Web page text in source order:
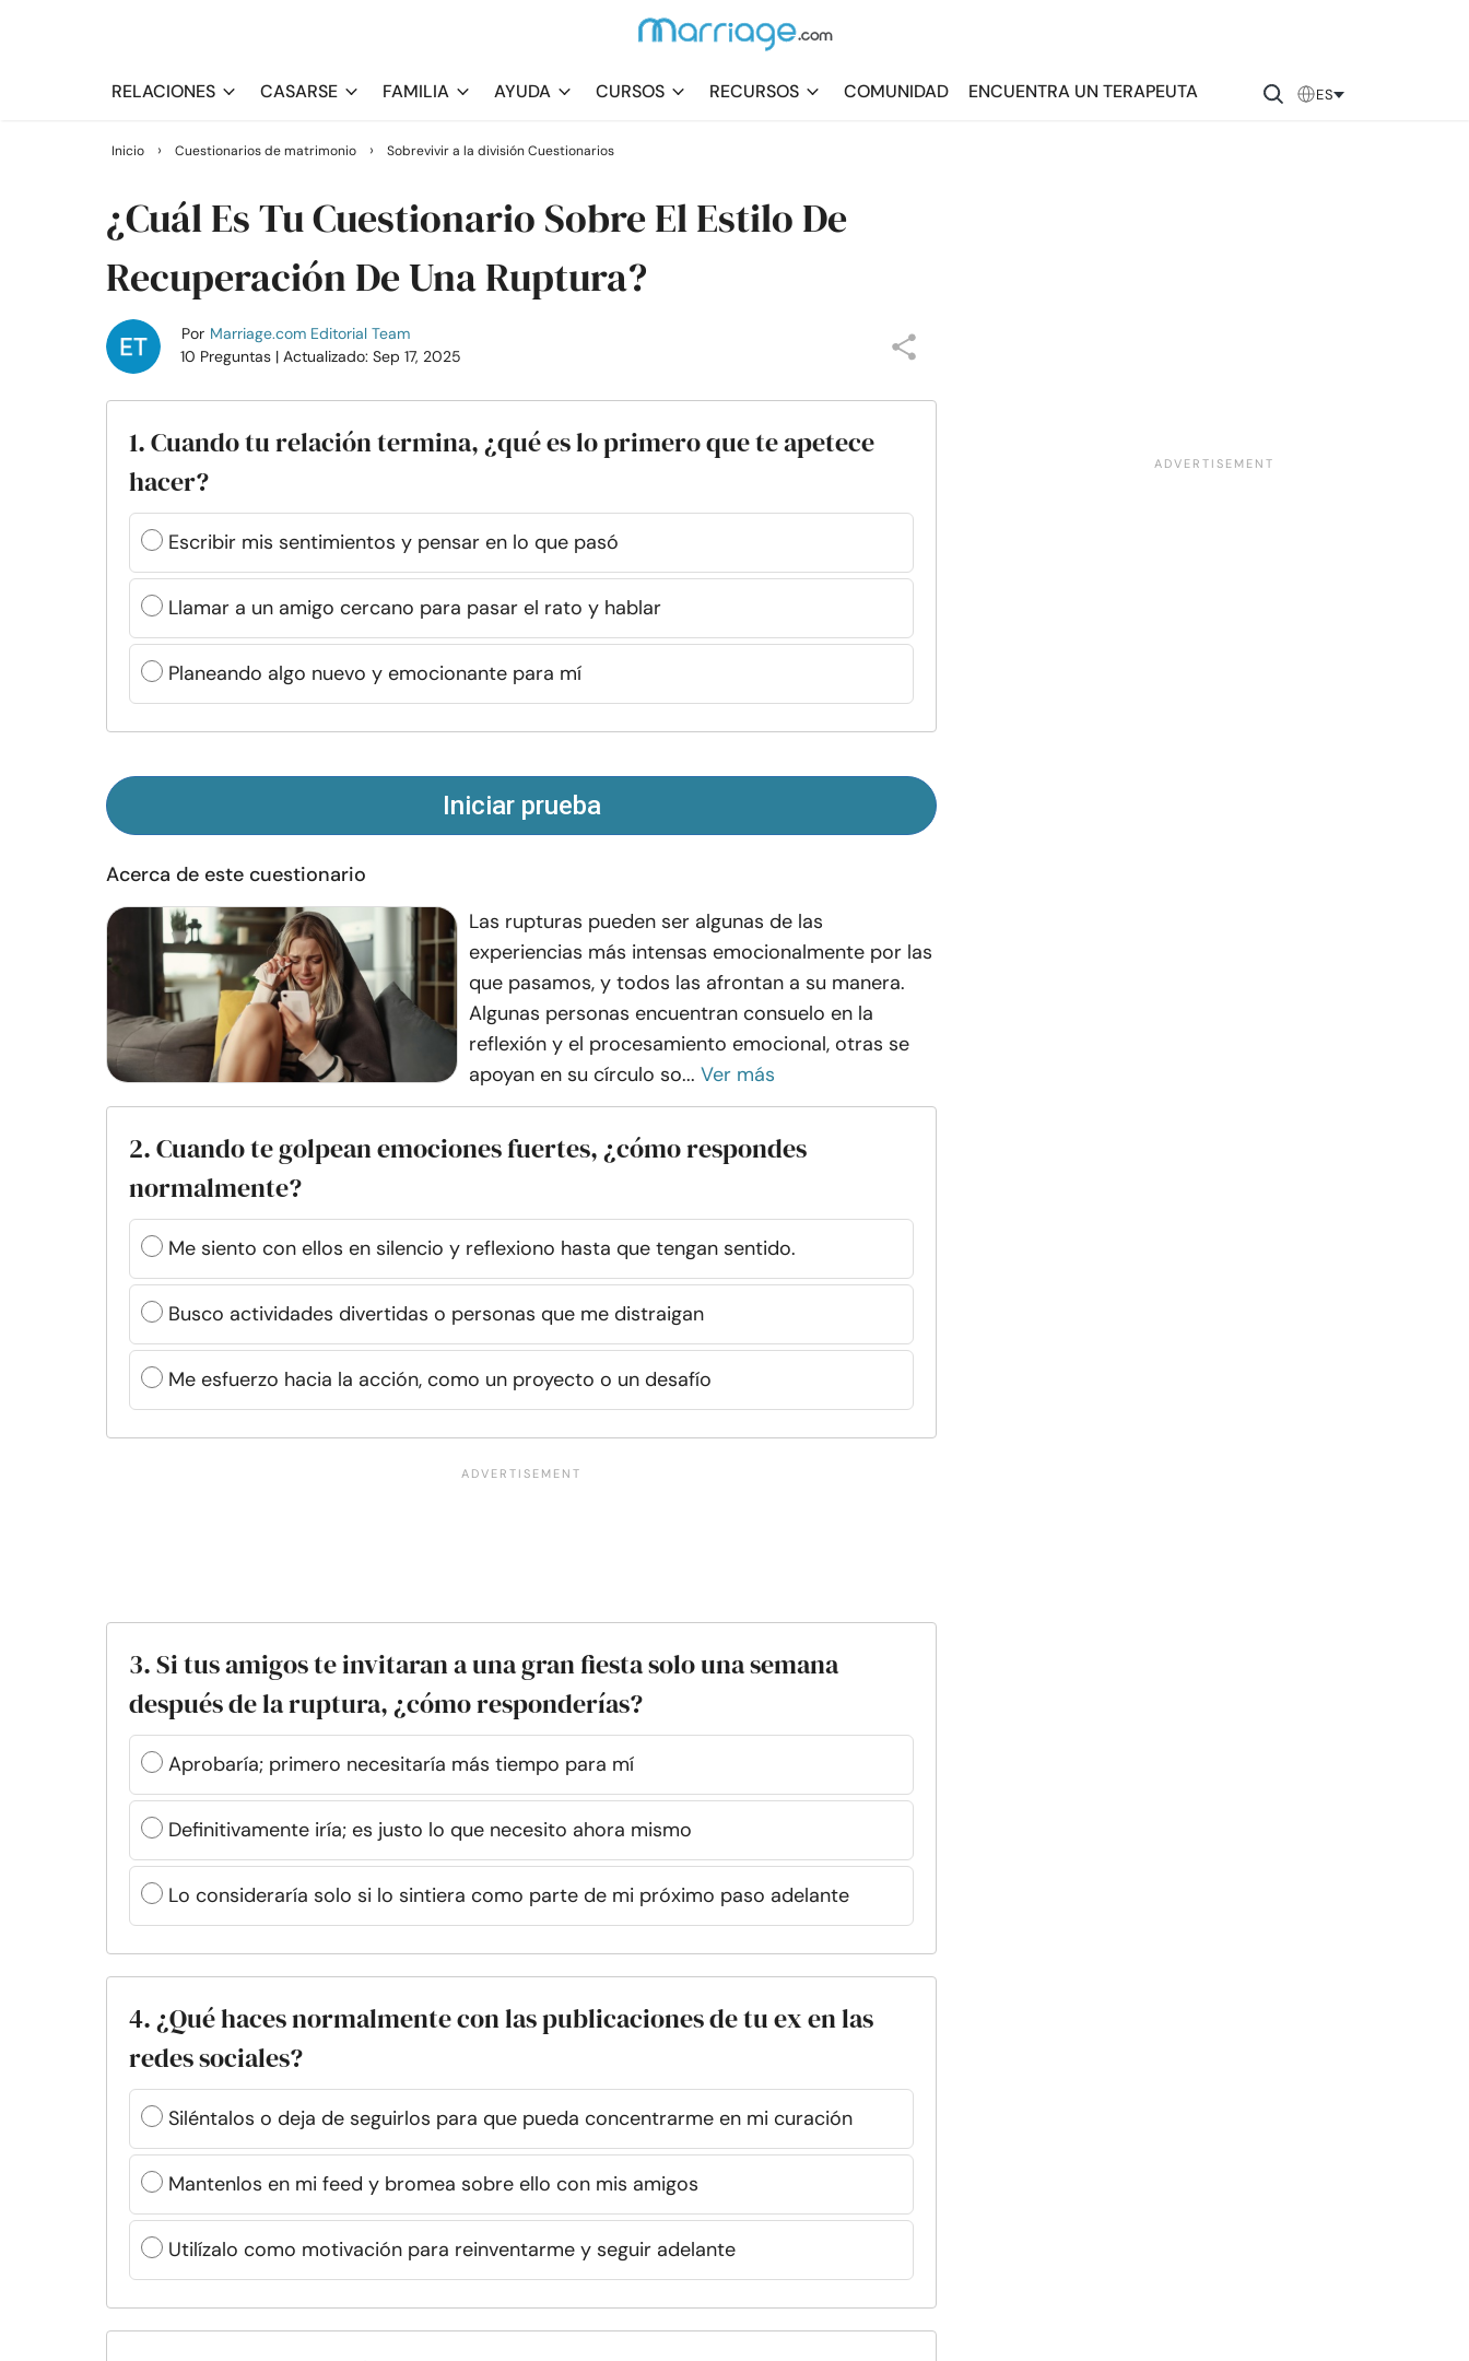
RELACIONES CASARSE FAMILIA AYUDA CURSOS RECURSOS COMUNIDAD ENCUENTRA UN TERAPEUTA ES
Inicio › Cuestionarios de matrimonio › Sobrevivir a la división Cuestionarios
¿Cuál Es Tu Cuestionario Sobre El Estilo De
Recuperación De Una Ruptura?
Por Marriage.com Editorial Team
10 Preguntas | Actualizado: Sep 17, 2025
1. Cuando tu relación termina, ¿qué es lo primero que te apetece
hacer?
Escribir mis sentimientos y pensar en lo que pasó
Llamar a un amigo cercano para pasar el rato y hablar
Planeando algo nuevo y emocionante para mí
Iniciar prueba
Acerca de este cuestionario
Las rupturas pueden ser algunas de las
experiencias más intensas emocionalmente por las
que pasamos, y todos las afrontan a su manera.
Algunas personas encuentran consuelo en la
reflexión y el procesamiento emocional, otras se
apoyan en su círculo so... Ver más
2. Cuando te golpean emociones fuertes, ¿cómo respondes
normalmente?
Me siento con ellos en silencio y reflexiono hasta que tengan sentido.
Busco actividades divertidas o personas que me distraigan
Me esfuerzo hacia la acción, como un proyecto o un desafío
3. Si tus amigos te invitaran a una gran fiesta solo una semana
después de la ruptura, ¿cómo responderías?
Aprobaría; primero necesitaría más tiempo para mí
Definitivamente iría; es justo lo que necesito ahora mismo
Lo consideraría solo si lo sintiera como parte de mi próximo paso adelante
4. ¿Qué haces normalmente con las publicaciones de tu ex en las
redes sociales?
Siléntalos o deja de seguirlos para que pueda concentrarme en mi curación
Mantenlos en mi feed y bromea sobre ello con mis amigos
Utilízalo como motivación para reinventarme y seguir adelante